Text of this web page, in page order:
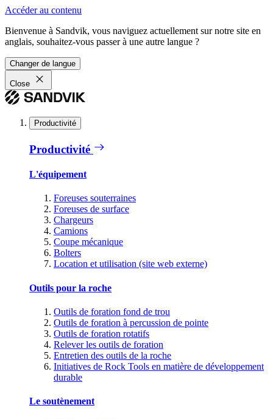
Accéder au contenu
Bienvenue à Sandvik, vous naviguez actuellement sur notre site en
anglais, souhaitez-vous passer à une autre langue ?
Changer de langue
Close
Productivité
Productivité
L'équipement
Foreuses souterraines
Foreuses de surface
Chargeurs
Camions
Coupe mécanique
Bolters
Location et utilisation (site web externe)
Outils pour la roche
Outils de foration fond de trou
Outils de foration à percussion de pointe
Outils de foration rotatifs
Relever les outils de foration
Entretien des outils de la roche
Initiatives de Rock Tools en matière de développement
durable
Le soutènement